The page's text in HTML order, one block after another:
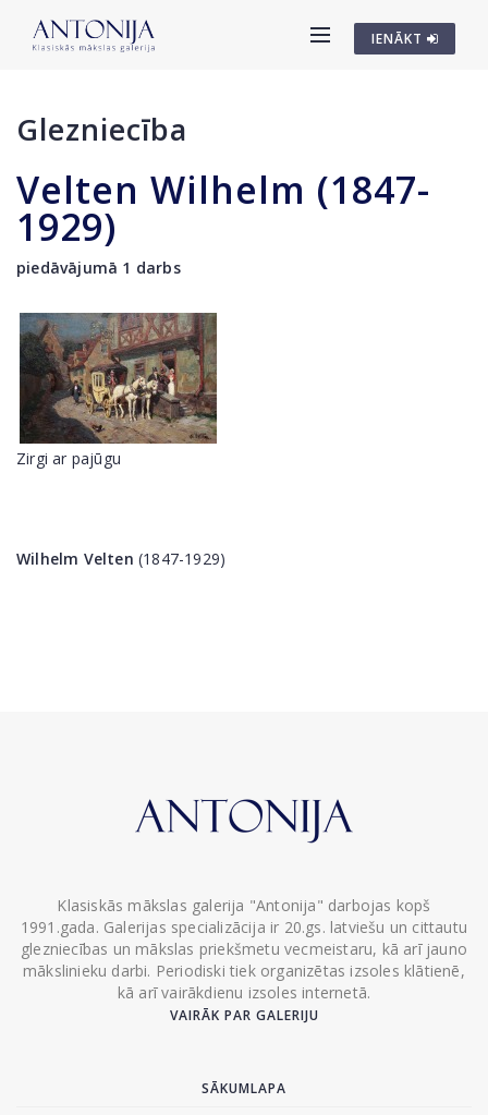
IENĀKT
Glezniecība
Velten Wilhelm (1847-
1929)
piedāvājumā 1 darbs
Zirgi ar pajūgu
Wilhelm Velten (1847-1929)
Klasiskās mākslas galerija "Antonija" darbojas kopš
1991.gada. Galerijas specializācija ir 20.gs. latviešu un cittautu
glezniecības un mākslas priekšmetu vecmeistaru, kā arī jauno
mākslinieku darbi. Periodiski tiek organizētas izsoles klātienē,
kā arī vairākdienu izsoles internetā.
VAIRĀK PAR GALERIJU
SĀKUMLAPA